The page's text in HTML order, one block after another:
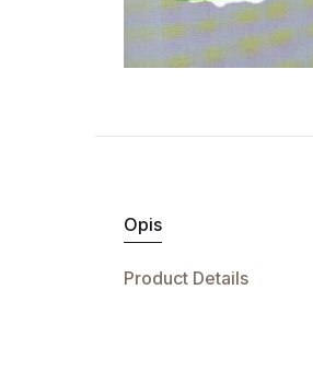
Opis
Product Details